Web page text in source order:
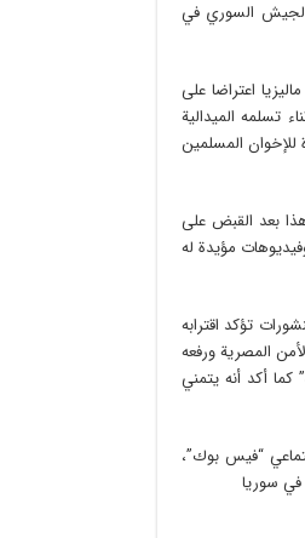
الجيش السوري في
اعتراضا على
تسلمه الميدالية
للإخوان المسلمين
بعد القبض على
مؤيدة له
تؤكد اقترابه
المصرية ورفعه
أكد أنه يتمني
“فيس بوك”،
سوريا